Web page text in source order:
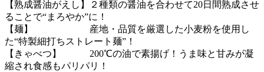
【熟成醤油がえし】２種類の醤油を合わせて20日間熟成させ
ることで“まろやか”に！
【麺】 産地・品質を厳選した小麦粉を使用し
た“特製細打ちストレート麺”！
【きゃべつ】 200℃の油で素揚げ！うま味と甘みが凝
縮され食感もパリパリ！